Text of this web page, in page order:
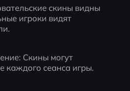
скины видны
игроки видят
Скины могут
каждого сеанса игры.